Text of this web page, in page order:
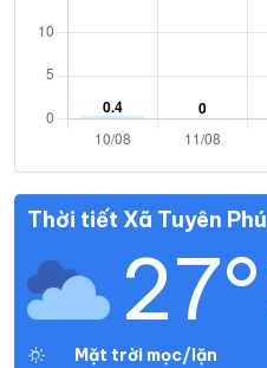
Thời tiết Xã Tuyên Phú
27°
Mặt trời mọc/lặn